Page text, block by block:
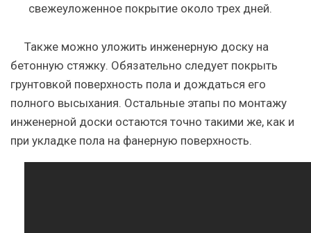
свежеуложенное покрытие около трех дней.
Также можно уложить инженерную доску на
бетонную стяжку. Обязательно следует покрыть
грунтовкой поверхность пола и дождаться его
полного высыхания. Остальные этапы по монтажу
инженерной доски остаются точно такими же, как и
при укладке пола на фанерную поверхность.